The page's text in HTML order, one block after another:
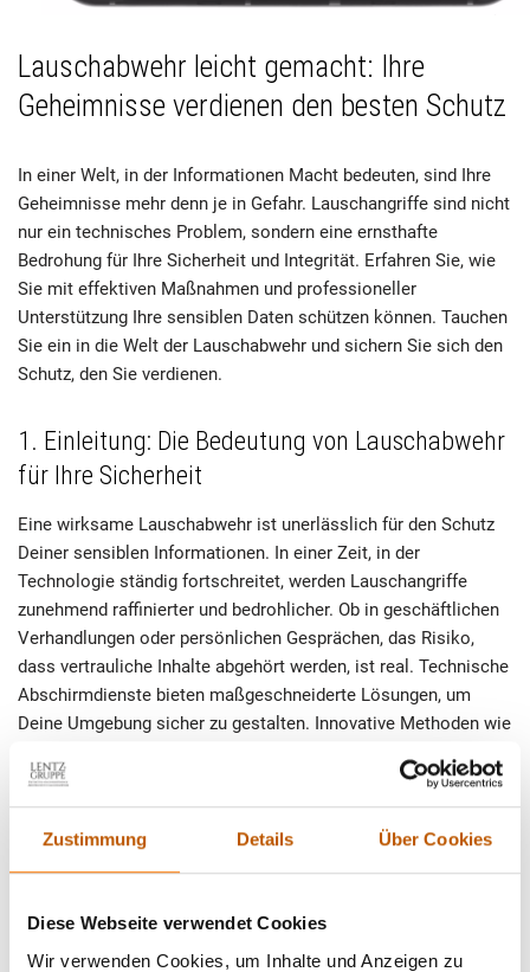
Zustimmung Details Über Cookies
Diese Webseite verwendet Cookies
Wir verwenden Cookies, um Inhalte und Anzeigen zu
Lauschabwehr leicht gemacht: Ihre
Geheimnisse verdienen den besten Schutz
In einer Welt, in der Informationen Macht bedeuten, sind Ihre
Geheimnisse mehr denn je in Gefahr. Lauschangriffe sind nicht
nur ein technisches Problem, sondern eine ernsthafte
Bedrohung für Ihre Sicherheit und Integrität. Erfahren Sie, wie
Sie mit effektiven Maßnahmen und professioneller
Unterstützung Ihre sensiblen Daten schützen können. Tauchen
Sie ein in die Welt der Lauschabwehr und sichern Sie sich den
Schutz, den Sie verdienen.
1. Einleitung: Die Bedeutung von Lauschabwehr
für Ihre Sicherheit
Eine wirksame Lauschabwehr ist unerlässlich für den Schutz
Deiner sensiblen Informationen. In einer Zeit, in der
Technologie ständig fortschreitet, werden Lauschangriffe
zunehmend raffinierter und bedrohlicher. Ob in geschäftlichen
Verhandlungen oder persönlichen Gesprächen, das Risiko,
dass vertrauliche Inhalte abgehört werden, ist real. Technische
Abschirmdienste bieten maßgeschneiderte Lösungen, um
Deine Umgebung sicher zu gestalten. Innovative Methoden wie
können entscheidend sein, um unbefugtes Lauschen zu
verhindern. Die Zusammenarbeit mit erfahrenen Experten auf
diesem Gebiet ermöglicht eine fundierte Analyse Deiner
Überprüfung von Kommunikationsgeräten oder die Schulung
von Mitarbeitern sind wertvolle Schritte, um das Risiko von